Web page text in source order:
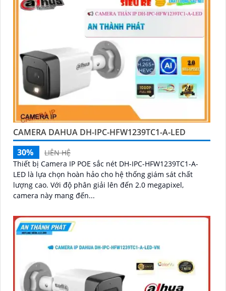
CAMERA DAHUA DH-IPC-HFW1239TC1-A-LED
30%
LIÊN HỆ
Thiết bị Camera IP POE sắc nét DH-IPC-HFW1239TC1-A-
LED là lựa chọn hoàn hảo cho hệ thống giám sát chất
lượng cao. Với độ phân giải lên đến 2.0 megapixel,
camera này mang đến...